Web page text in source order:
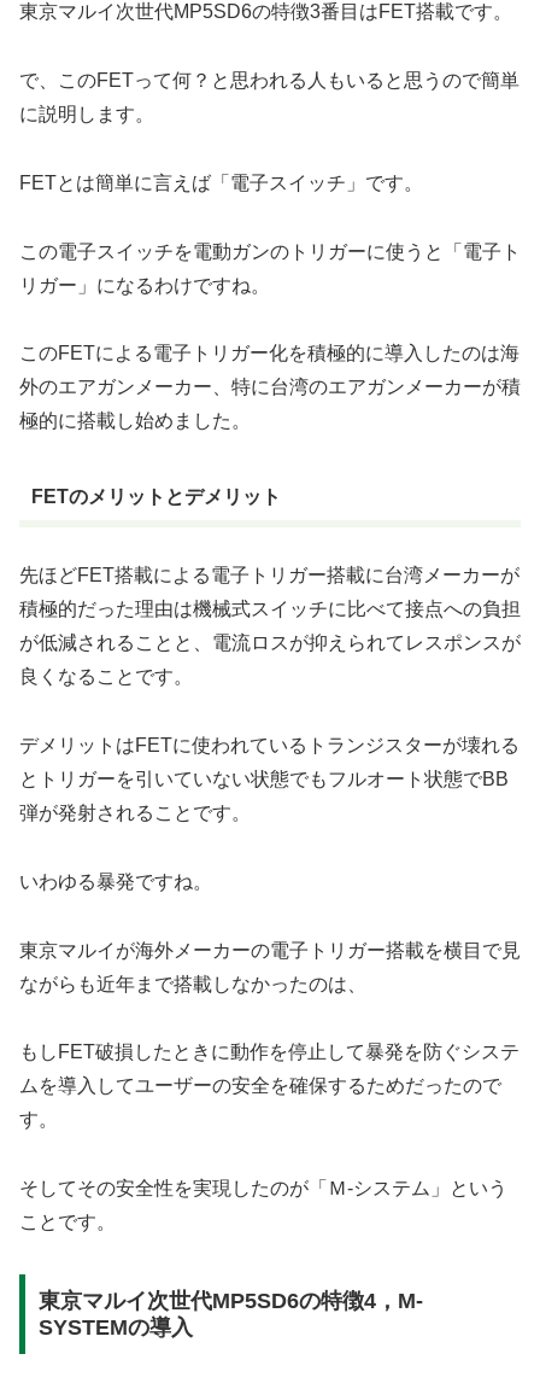
東京マルイ次世代MP5SD6の特徴3番目はFET搭載です。
で、このFETって何？と思われる人もいると思うので簡単
に説明します。
FETとは簡単に言えば「電子スイッチ」です。
この電子スイッチを電動ガンのトリガーに使うと「電子ト
リガー」になるわけですね。
このFETによる電子トリガー化を積極的に導入したのは海
外のエアガンメーカー、特に台湾のエアガンメーカーが積
極的に搭載し始めました。
FETのメリットとデメリット
先ほどFET搭載による電子トリガー搭載に台湾メーカーが
積極的だった理由は機械式スイッチに比べて接点への負担
が低減されることと、電流ロスが抑えられてレスポンスが
良くなることです。
デメリットはFETに使われているトランジスターが壊れる
とトリガーを引いていない状態でもフルオート状態でBB
弾が発射されることです。
いわゆる暴発ですね。
東京マルイが海外メーカーの電子トリガー搭載を横目で見
ながらも近年まで搭載しなかったのは、
もしFET破損したときに動作を停止して暴発を防ぐシステ
ムを導入してユーザーの安全を確保するためだったので
す。
そしてその安全性を実現したのが「Ｍ-システム」という
ことです。
東京マルイ次世代MP5SD6の特徴4，M-
SYSTEMの導入